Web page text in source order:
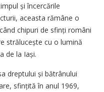
și încercările
aceasta rămâne o
chipuri de sfinți români
strălucește cu o lumină
de la Iași.
dreptului și bătrânului
sfințită în anul 1969,